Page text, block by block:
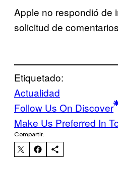
Apple no respondió de
solicitud de
Etiquetado:
Actualidad
Follow Us On Discover
Make Us Preferred In
Compartir: